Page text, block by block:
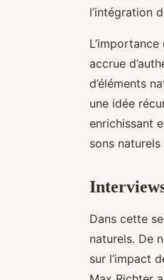
l’intégration
accrue
d’éléments
une idée
enrichissant
sons
Dans cette
naturels. De
sur l’impact